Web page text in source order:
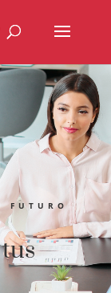
FUTURO